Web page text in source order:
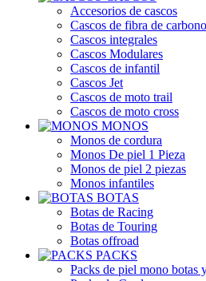
Accesorios de cascos
Cascos de fibra de carbono
Cascos integrales
Cascos Modulares
Cascos de infantil
Cascos Jet
Cascos de moto trail
Cascos de moto cross
MONOS
Monos de cordura
Monos De piel 1 Pieza
Monos de piel 2 piezas
Monos infantiles
BOTAS
Botas de Racing
Botas de Touring
Botas offroad
PACKS
Packs de piel mono botas